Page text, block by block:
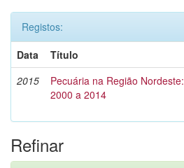
Registos:
Data
Título
2015
Pecuária na Região Nordeste:
2000 a 2014
Refinar